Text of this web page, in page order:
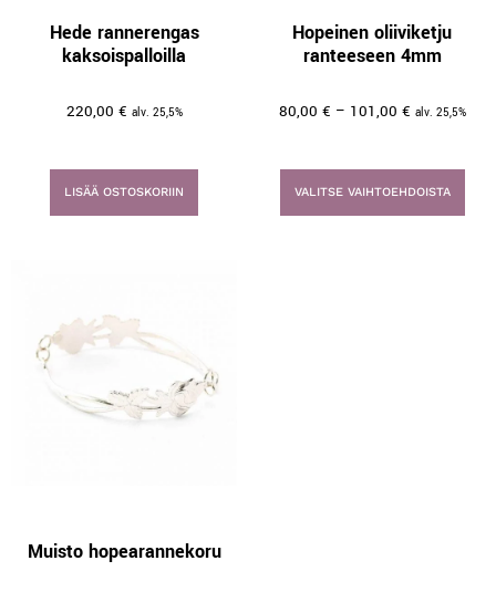
Hede rannerengas
kaksoispalloilla
220,00 € alv. 25,5%
LISÄÄ OSTOSKORIIN
Hopeinen oliiviketju
ranteeseen 4mm
80,00 € – 101,00 € alv. 25,5%
VALITSE VAIHTOEHDOISTA
Muisto hopearannekoru